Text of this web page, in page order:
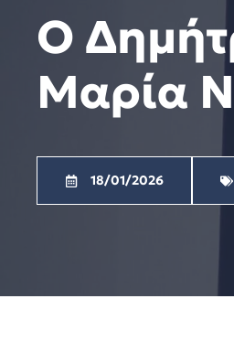
Ο
Μαρία
18/01/2026